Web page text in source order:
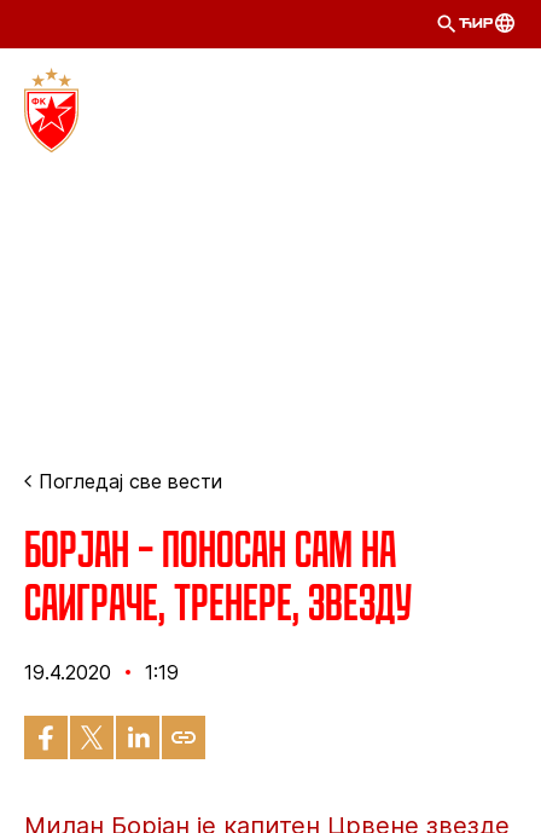
ЋИР
Погледај све вести
Борјан – Поносан сам на
саиграче, тренере, Звезду
19.4.2020 1:19
Милан Борјан је капитен Црвене звезде